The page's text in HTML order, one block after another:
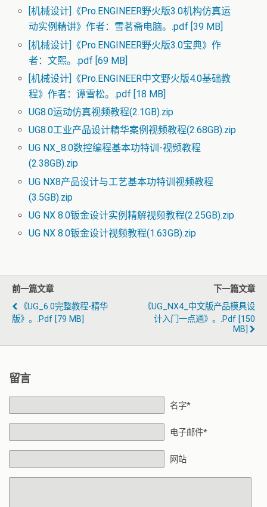
[机械设计]《Pro.ENGINEER野火版3.0机构仿真运
动实例精讲》作者：雪茗斋电脑。.pdf [39 MB]
[机械设计]《Pro.ENGINEER野火版3.0宝典》作
者：文熙。.pdf [69 MB]
[机械设计]《Pro.ENGINEER中文野火版4.0基础教
程》作者：谭雪松。.pdf [18 MB]
UG8.0运动仿真视频教程(2.1GB).zip
UG8.0工业产品设计精华案例视频教程(2.68GB).zip
UG NX_8.0数控编程基本功特训-视频教程
(2.38GB).zip
UG NX8产品设计与工艺基本功特训视频教程
(3.5GB).zip
UG NX 8.0钣金设计实例精解视频教程(2.25GB).zip
UG NX 8.0钣金设计视频教程(1.63GB).zip
前一篇文章
《UG_6.0完整教程-精华
版》。.pdf [79 MB]
下一篇文章
《UG_NX4_中文版产品模具设
计入门一点通》。.pdf [150
MB]
留言
名字*
电子邮件*
网站